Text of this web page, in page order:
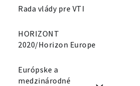
Rada vlády pre VTI
HORIZONT
2020/Horizon Europe
Európske a
medzinárodné